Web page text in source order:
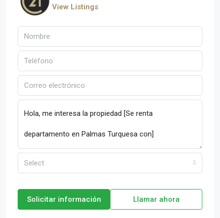
View Listings
Select
Solicitar información Llamar ahora